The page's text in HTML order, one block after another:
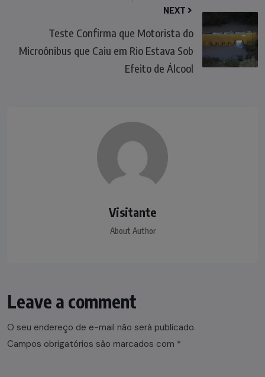
NEXT
Teste Confirma que Motorista do
Microônibus que Caiu em Rio Estava Sob
Efeito de Álcool
Visitante
About Author
Leave a comment
O seu endereço de e-mail não será publicado.
Campos obrigatórios são marcados com *